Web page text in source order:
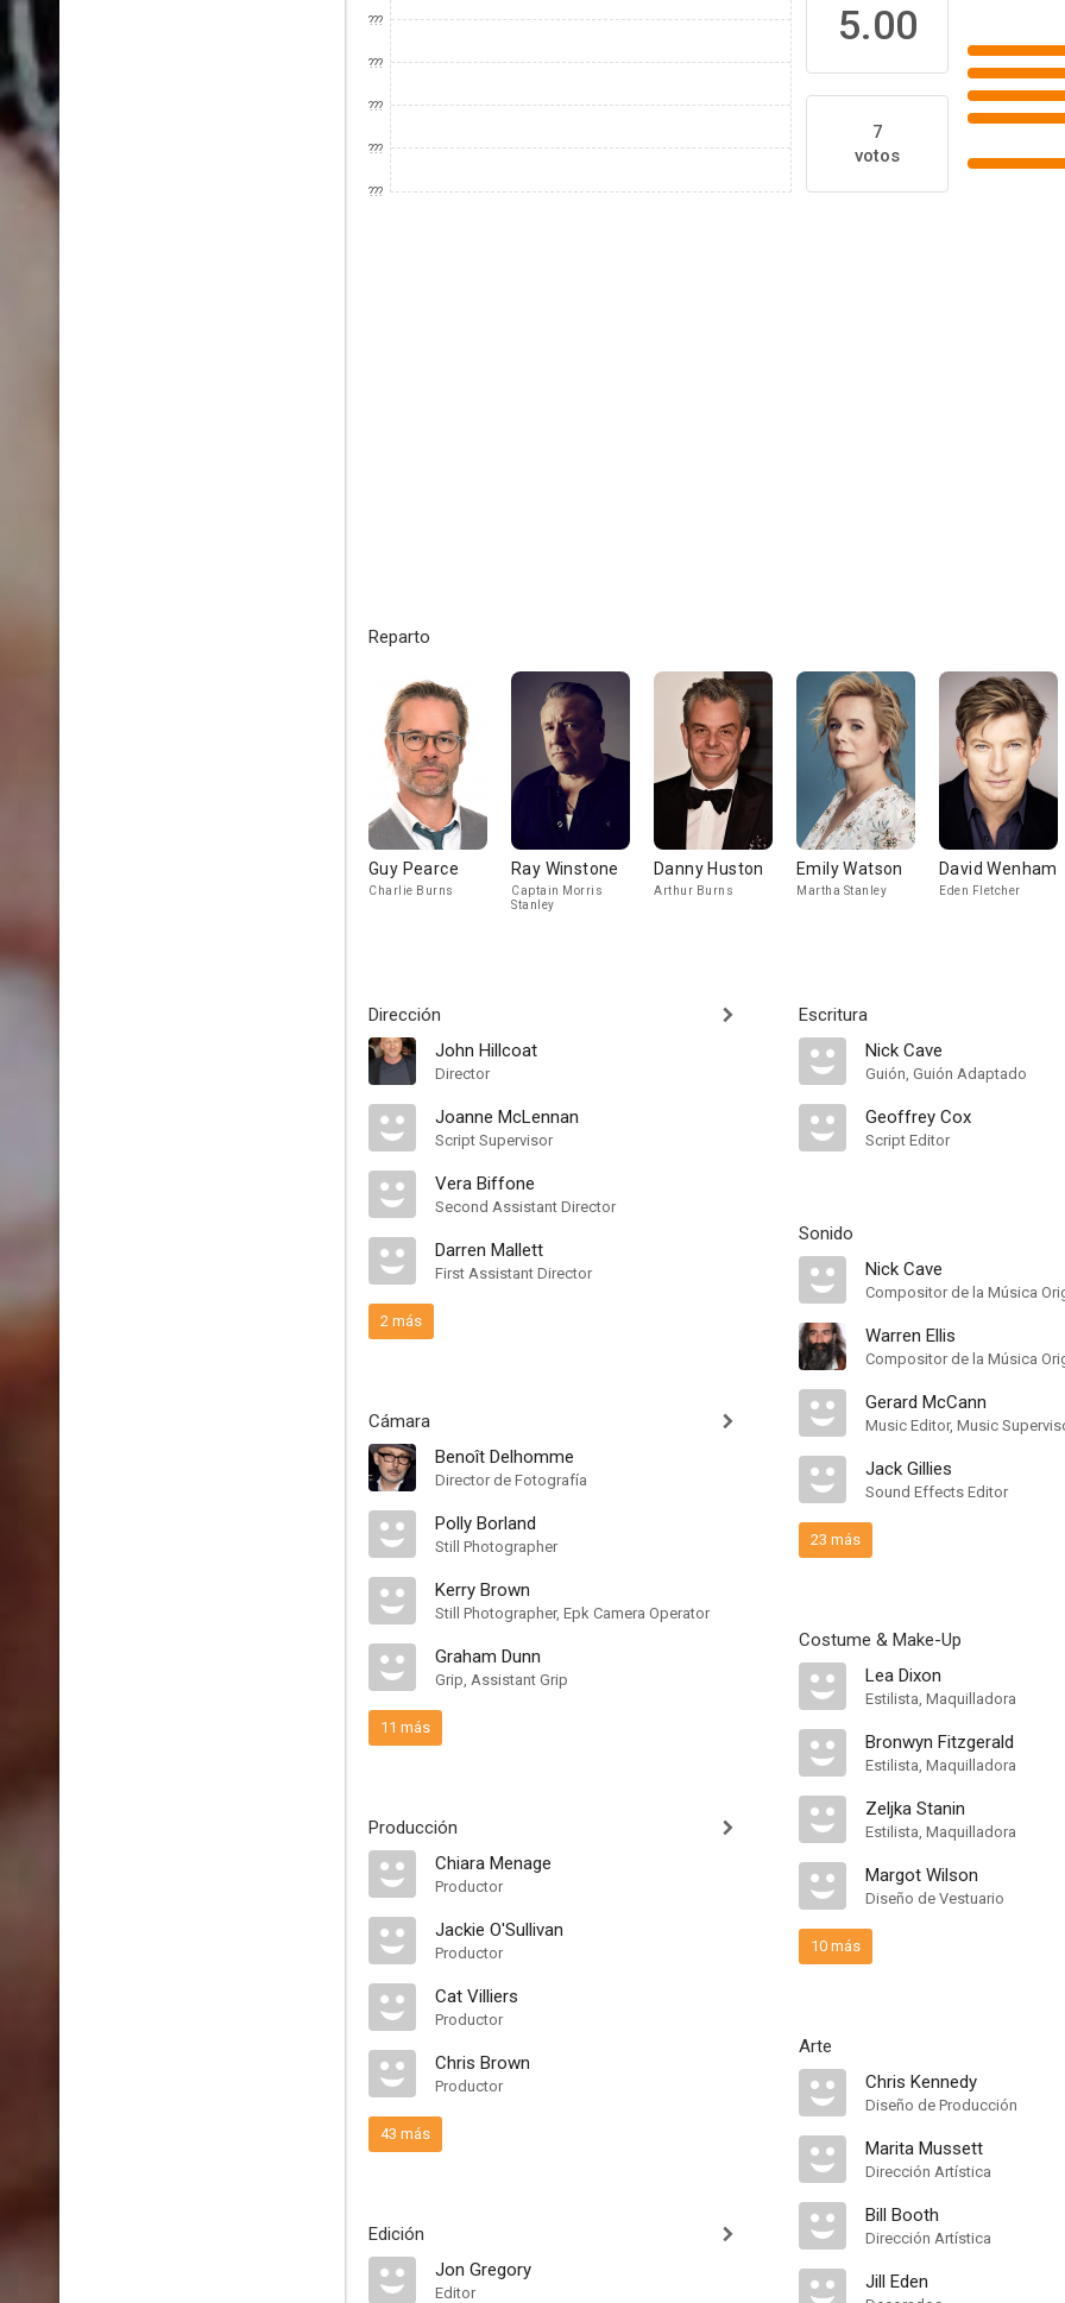
???
???
???
???
???
5.00
7
votos
Reparto
Guy Pearce
Charlie Burns
Ray Winstone
Captain Morris
Stanley
Danny Huston
Arthur Burns
Emily Watson
Martha Stanley
David Wenham
Eden Fletcher
Dirección
John Hillcoat
Director
Joanne McLennan
Script Supervisor
Vera Biffone
Second Assistant Director
Darren Mallett
First Assistant Director
2 más
Cámara
Benoît Delhomme
Director de Fotografía
Polly Borland
Still Photographer
Kerry Brown
Still Photographer, Epk Camera Operator
Graham Dunn
Grip, Assistant Grip
11 más
Producción
Chiara Menage
Productor
Jackie O'Sullivan
Productor
Cat Villiers
Productor
Chris Brown
Productor
43 más
Edición
Jon Gregory
Editor
Escritura
Nick Cave
Guión, Guión Adaptado
Geoffrey Cox
Script Editor
Sonido
Nick Cave
Compositor de la Música
Warren Ellis
Compositor de la Música
Gerard McCann
Music Editor, Music
Jack Gillies
Sound Effects Editor
23 más
Costume & Make-Up
Lea Dixon
Estilista, Maquilladora
Bronwyn Fitzgerald
Estilista, Maquilladora
Zeljka Stanin
Estilista, Maquilladora
Margot Wilson
Diseño de Vestuario
10 más
Arte
Chris Kennedy
Diseño de Producción
Marita Mussett
Dirección Artística
Bill Booth
Dirección Artística
Jill Eden